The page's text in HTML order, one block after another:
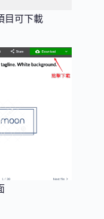
目可下載